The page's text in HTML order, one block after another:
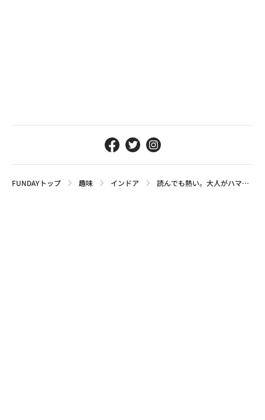
FUNDAYトップ 趣味 インドア 読んでも熱い。大人がハマるおすすめのサッカー小説5選